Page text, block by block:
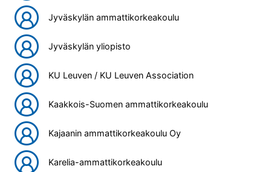
Jyväskylän ammattikorkeakoulu
Jyväskylän yliopisto
KU Leuven / KU Leuven Association
Kaakkois-Suomen ammattikorkeakoulu
Kajaanin ammattikorkeakoulu Oy
Karelia-ammattikorkeakoulu